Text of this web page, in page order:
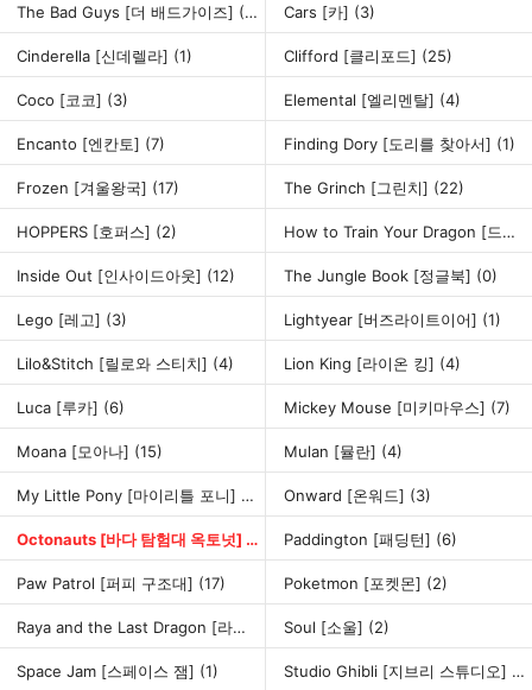
The Bad Guys [더 배드가이즈] (32) Cars [카] (3)
Cinderella [신데렐라] (1) Clifford [클리포드] (25)
Coco [코코] (3) Elemental [엘리멘탈] (4)
Encanto [엔칸토] (7) Finding Dory [도리를 찾아서] (1)
Frozen [겨울왕국] (17) The Grinch [그린치] (22)
HOPPERS [호퍼스] (2) How to Train Your Dragon [드래곤 길들이기]
Inside Out [인사이드아웃] (12) The Jungle Book [정글북] (0)
Lego [레고] (3) Lightyear [버즈라이트이어] (1)
Lilo&Stitch [릴로와 스티치] (4) Lion King [라이온 킹] (4)
Luca [루카] (6) Mickey Mouse [미키마우스] (7)
Moana [모아나] (15) Mulan [뮬란] (4)
My Little Pony [마이리틀 포니]
(15) Onward [온워드] (3)
Octonauts [바다 탐험대 옥토넛]
(10) Paddington [패딩턴] (6)
Paw Patrol [퍼피 구조대] (17) Poketmon [포켓몬] (2)
Raya and the Last Dragon [라야와 마지막 드래곤] (3)
Soul [소울] (2)
Space Jam [스페이스 잼] (1) Studio Ghibli [지브리 스튜디오]